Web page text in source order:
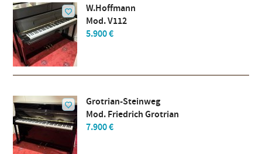
W.Hoffmann
Mod. V112
5.900 €
Grotrian-Steinweg
Mod. Friedrich Grotrian
7.900 €